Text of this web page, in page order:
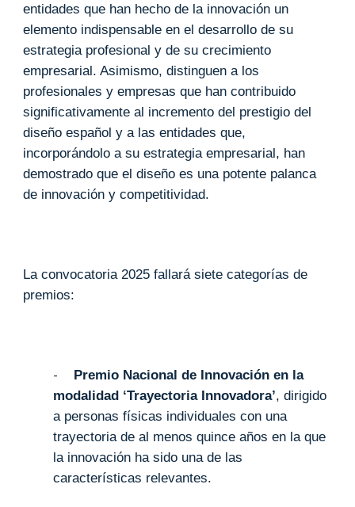
entidades que han hecho de la innovación un
elemento indispensable en el desarrollo de su
estrategia profesional y de su crecimiento
empresarial. Asimismo, distinguen a los
profesionales y empresas que han contribuido
significativamente al incremento del prestigio del
diseño español y a las entidades que,
incorporándolo a su estrategia empresarial, han
demostrado que el diseño es una potente palanca
de innovación y competitividad.
La convocatoria 2025 fallará siete categorías de
premios:
-
Premio Nacional de Innovación en la
modalidad ‘Trayectoria Innovadora’, dirigido
a personas físicas individuales con una
trayectoria de al menos quince años en la que
la innovación ha sido una de las
características relevantes.